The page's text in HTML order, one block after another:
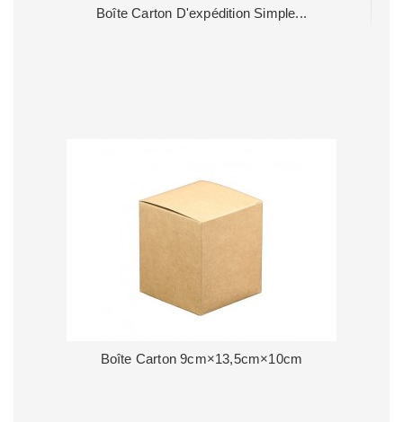
Boîte Carton D'expédition Simple...
Boîte Carton 9cm×13,5cm×10cm